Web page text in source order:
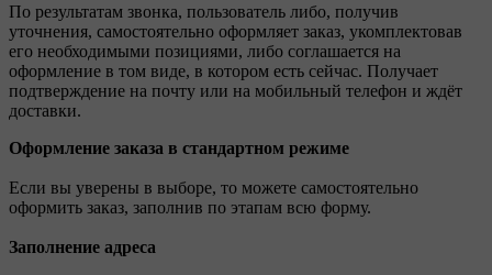
По результатам звонка, пользователь либо, получив
уточнения, самостоятельно оформляет заказ, укомплектовав
его необходимыми позициями, либо соглашается на
оформление в том виде, в котором есть сейчас. Получает
подтверждение на почту или на мобильный телефон и ждёт
доставки.
Оформление заказа в стандартном режиме
Если вы уверены в выборе, то можете самостоятельно
оформить заказ, заполнив по этапам всю форму.
Заполнение адреса